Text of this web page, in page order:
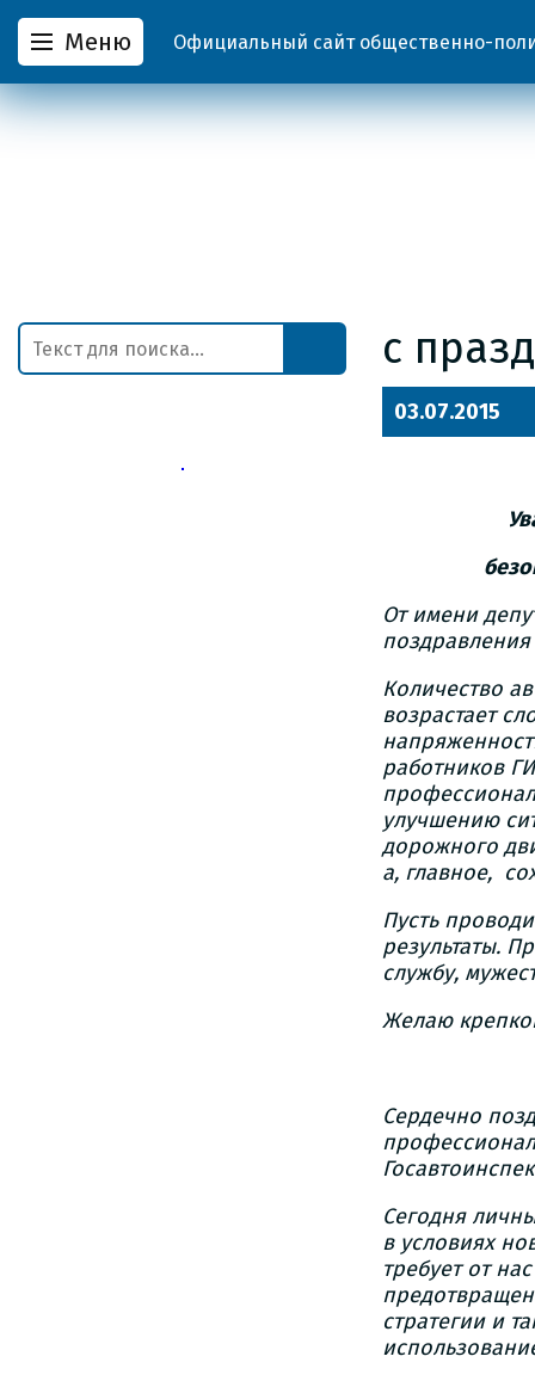
Меню Официальный сайт общественно-
с
03.07.2015
От имени
Количество
возрастает
работников
улучшению
дорожного
а, главное,
Пусть
результаты.
службу,
Желаю
Сердечно
Сегодня
в условиях
требует от
стратегии и